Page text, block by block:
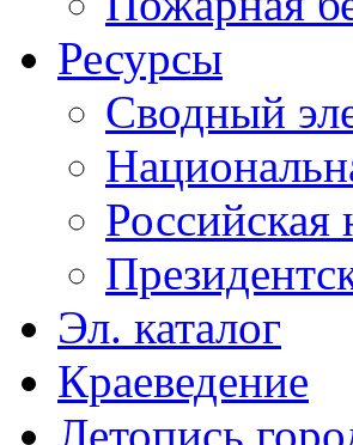
Ресурсы
Сводный
Российская
Эл. каталог
Краеведение